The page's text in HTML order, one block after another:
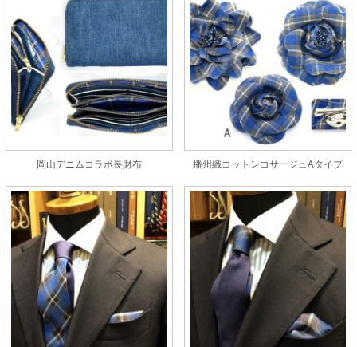
岡山デニムコラボ長財布 播州織コットンコサージュAタイプ